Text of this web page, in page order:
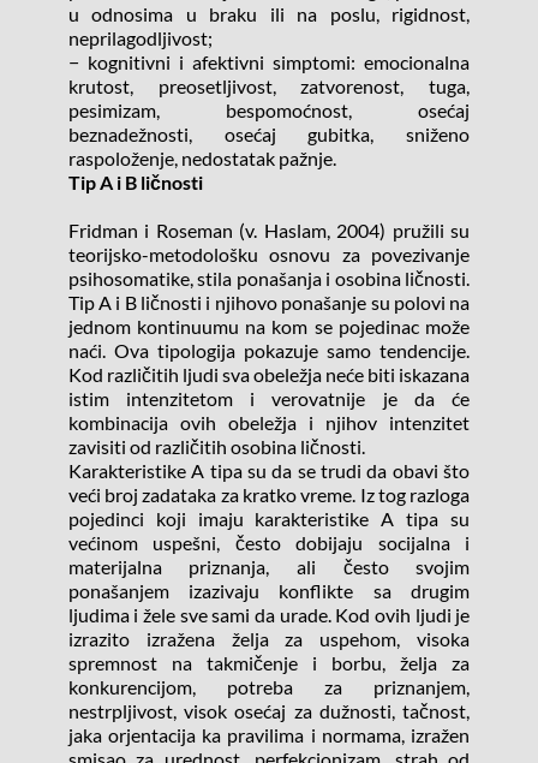
u odnosima u braku ili na poslu, rigidnost,
neprilagodljivost;
− kognitivni i afektivni simptomi: emocionalna
krutost, preosetljivost, zatvorenost, tuga,
pesimizam, bespomoćnost, osećaj
beznadežnosti, osećaj gubitka, sniženo
raspoloženje, nedostatak pažnje.
Tip A i B ličnosti
Fridman i Roseman (v. Haslam, 2004) pružili su
teorijsko-metodološku osnovu za povezivanje
psihosomatike, stila ponašanja i osobina ličnosti.
Tip A i B ličnosti i njihovo ponašanje su polovi na
jednom kontinuumu na kom se pojedinac može
naći. Ova tipologija pokazuje samo tendencije.
Kod različitih ljudi sva obeležja neće biti iskazana
istim intenzitetom i verovatnije je da će
kombinacija ovih obeležja i njihov intenzitet
zavisiti od različitih osobina ličnosti.
Karakteristike A tipa su da se trudi da obavi što
veći broj zadataka za kratko vreme. Iz tog razloga
pojedinci koji imaju karakteristike A tipa su
većinom uspešni, često dobijaju socijalna i
materijalna priznanja, ali često svojim
ponašanjem izazivaju konflikte sa drugim
ljudima i žele sve sami da urade. Kod ovih ljudi je
izrazito izražena želja za uspehom, visoka
spremnost na takmičenje i borbu, želja za
konkurencijom, potreba za priznanjem,
nestrpljivost, visok osećaj za dužnosti, tačnost,
jaka orjentacija ka pravilima i normama, izražen